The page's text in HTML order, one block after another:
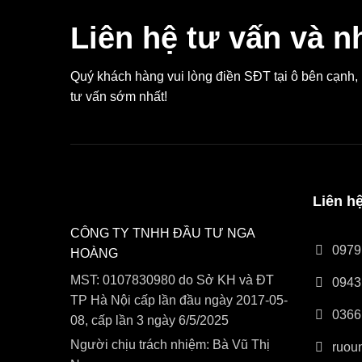
Liên hệ tư vấn và
Quý khách hàng vui lòng điền SĐT tại ô bên
tư vấn sớm nhất!
CÔNG TY TNHH ĐẦU TƯ NGA
HOÀNG
MST: 0107830980 do Sở KH và ĐT
TP Hà Nội cấp lần đầu ngày 2017-05-
08, cấp lần 3 ngày 6/5/2025
Người chịu trách nhiệm: Bà Vũ Thị
Liên